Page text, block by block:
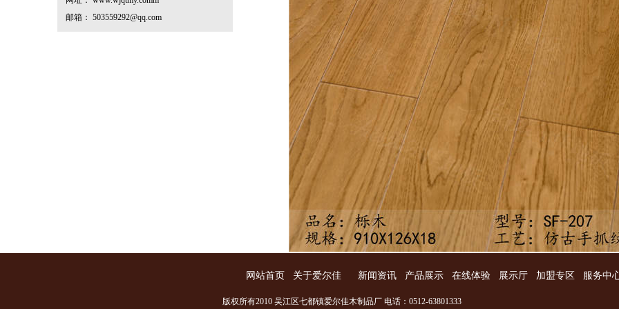
邮箱： 503559292@qq.com
网站首页 关于爱尔佳 新闻资讯 产品展示 在线体验 展示厅 加盟专区 服务中
版权所有2010 吴江区七都镇爱尔佳木制品厂 电话：0512-63801333